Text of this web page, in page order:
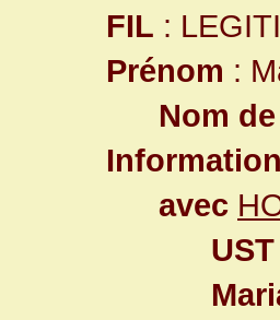
FIL :
Prénom :
Nom
avec
UST